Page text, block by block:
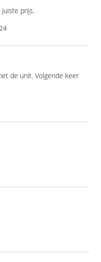
prijs.
de unit. Volgende keer